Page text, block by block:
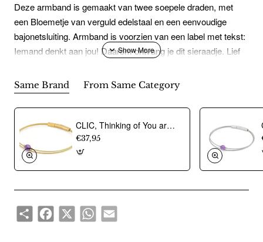
Deze armband is gemaakt van twee soepele draden, met
een Bloemetje van verguld edelstaal en een eenvoudige
bajonetsluiting. Armband is voorzien van een label met tekst:
Iemand denkt aan jou! Daarom ontvang je dit sieraadje. Lief
Hypoallergeen chirurgisch roestvrij staal
Same Brand From Same Category
CLIC, Thinking of You armband met Amethist. Edelstaal Verguld - 22775
€37,95
ShareFacebook
X WhatsAppEmail